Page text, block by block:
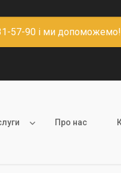
57-90 і ми допоможемо!
Про нас